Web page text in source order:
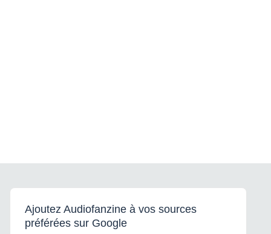
Ajoutez Audiofanzine à vos sources
préférées sur Google